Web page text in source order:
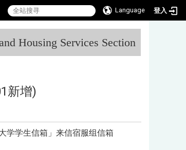
Language 登入
Housing Services Section
新增)
学学生信箱」来信宿服组信箱